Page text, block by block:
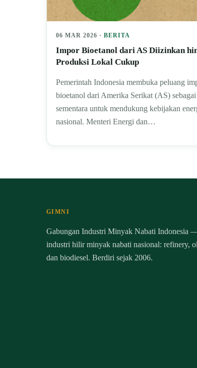
06 MAR 2026 · BERITA
Impor Bioetanol dari AS Diizinkan
Produksi Lokal Cukup
Pemerintah Indonesia membuka peluang
bioetanol dari Amerika Serikat (AS)
sementara untuk mendukung kebijakan
nasional. Menteri Energi dan…
GIMNI
Gabungan Industri Minyak Nabati Indonesia
industri hilir minyak nabati nasional: refinery,
dan biodiesel. Berdiri sejak 2006.